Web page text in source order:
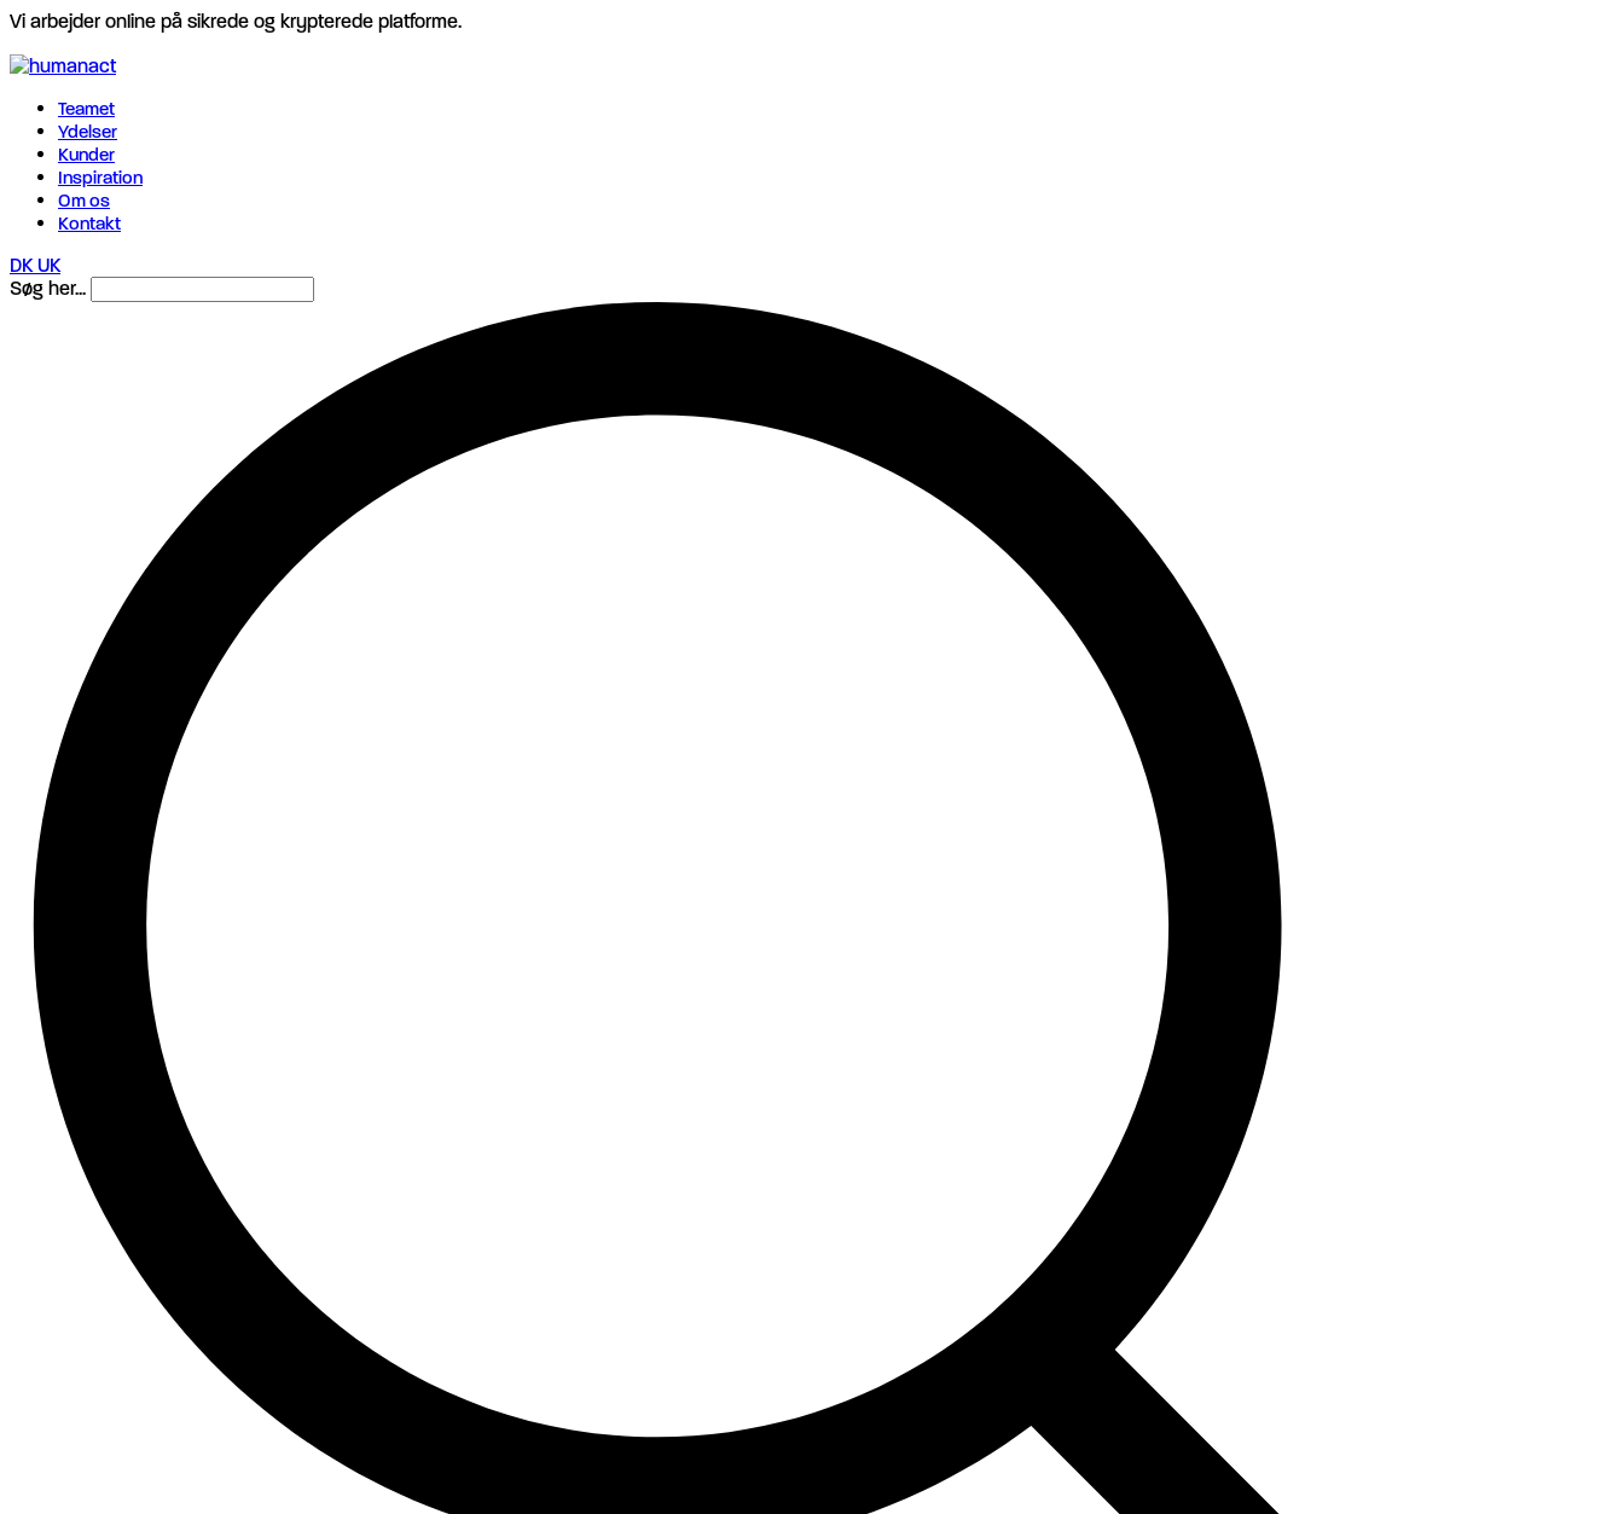
Vi arbejder online på sikrede og krypterede platforme.
Teamet
Ydelser
Kunder
Inspiration
Om os
Kontakt
DK UK
Søg her...